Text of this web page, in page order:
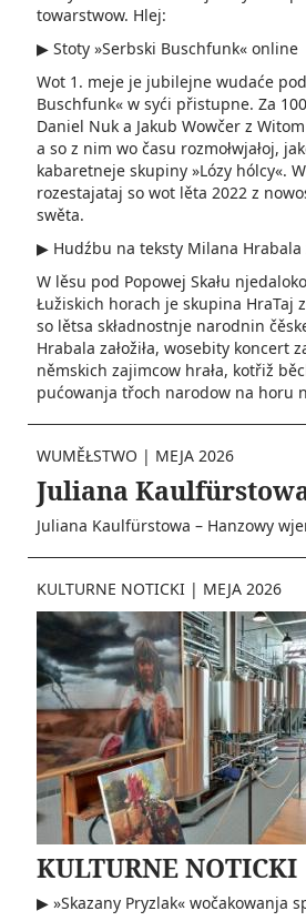
towarstwow. Hlej:
▶ Stoty »Serbski Buschfunk« online
Wot 1. meje je jubilejne wudaće
Buschfunk« w syći přistupne. Za
Daniel Nuk a Jakub Wowčer z
a so z nim wo času rozmołwjałoj,
kabaretneje skupiny »Lózy hólcy«.
rozestajataj so wot lěta 2022 z nowosćemi ze serbskeho
swěta.
▶ Hudźbu na teksty Milana Hrabala
W lěsu pod Popowej Skału
Łužiskich horach je skupina HraTaj
so lětsa składnostnje narodnin
Hrabala załožiła, wosebity koncert
němskich zajimcow hrała, kotřiž
pućowanja třoch narodow na horu
WUMĚŁSTWO | MEJA 2026
Juliana
Juliana Kaulfürstowa – Hanzowy
KULTURNE NOTICKI | MEJA 2026
KULTURNE NOTICKI
▶ »Skazany Pryzlak« wočakowanja